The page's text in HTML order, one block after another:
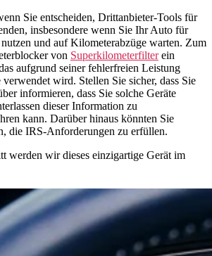
Sie entscheiden, Drittanbieter-Tools für
insbesondere wenn Sie Ihr Auto für
und auf Kilometerabzüge warten. Zum
von Superkilometerfilterein
aufgrund seiner fehlerfreien Leistung
wird. Stellen Sie sicher, dass Sie
informieren, dass Sie solche Geräte
dieser Information zu
kann. Darüber hinaus könnten Sie
die IRS-Anforderungen zu erfüllen.
werden wir dieses einzigartige Gerät im